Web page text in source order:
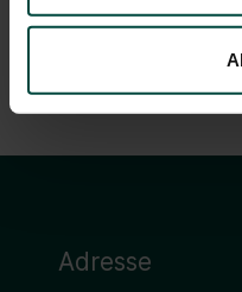
Informationen und
Adresse